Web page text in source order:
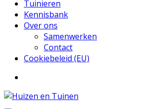
Tuinieren
Kennisbank
Over ons
Samenwerken
Contact
Cookiebeleid (EU)